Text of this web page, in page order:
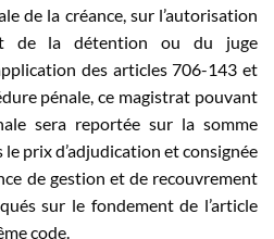
de la créance, sur l’autorisation
de la détention ou du juge
des articles 706-143 et
pénale, ce magistrat pouvant
sera reportée sur la somme
prix d’adjudication et consignée
de gestion et de recouvrement
sur le fondement de l’article
code.